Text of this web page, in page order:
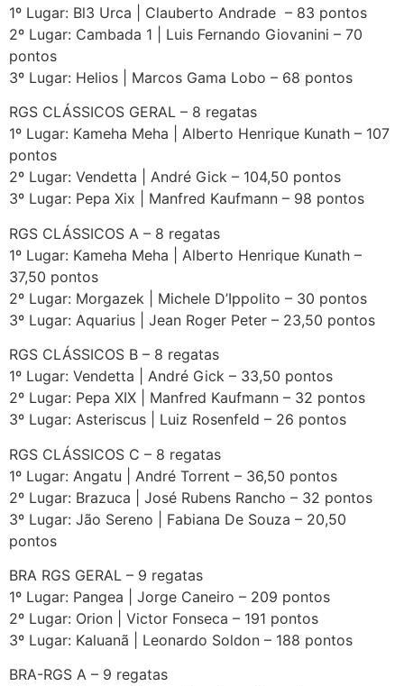
1º Lugar: Bl3 Urca | Clauberto Andrade – 83 pontos
2º Lugar: Cambada 1 | Luis Fernando Giovanini – 70
pontos
3º Lugar: Helios | Marcos Gama Lobo – 68 pontos
RGS CLÁSSICOS GERAL – 8 regatas
1º Lugar: Kameha Meha | Alberto Henrique Kunath – 107
pontos
2º Lugar: Vendetta | André Gick – 104,50 pontos
3º Lugar: Pepa Xix | Manfred Kaufmann – 98 pontos
RGS CLÁSSICOS A – 8 regatas
1º Lugar: Kameha Meha | Alberto Henrique Kunath –
37,50 pontos
2º Lugar: Morgazek | Michele D’Ippolito – 30 pontos
3º Lugar: Aquarius | Jean Roger Peter – 23,50 pontos
RGS CLÁSSICOS B – 8 regatas
1º Lugar: Vendetta | André Gick – 33,50 pontos
2º Lugar: Pepa XIX | Manfred Kaufmann – 32 pontos
3º Lugar: Asteriscus | Luiz Rosenfeld – 26 pontos
RGS CLÁSSICOS C – 8 regatas
1º Lugar: Angatu | André Torrent – 36,50 pontos
2º Lugar: Brazuca | José Rubens Rancho – 32 pontos
3º Lugar: Jão Sereno | Fabiana De Souza – 20,50
pontos
BRA RGS GERAL – 9 regatas
1º Lugar: Pangea | Jorge Caneiro – 209 pontos
2º Lugar: Orion | Victor Fonseca – 191 pontos
3º Lugar: Kaluanã | Leonardo Soldon – 188 pontos
BRA-RGS A – 9 regatas